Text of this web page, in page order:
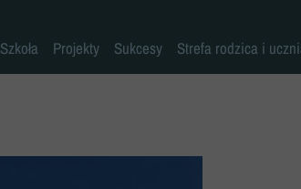
Szkoła
Historia szkoły
Projekty
Erasmus+ AKREDYTACJA
Sukcesy
Konkursy przedmiotowe
Strefa rodzica i